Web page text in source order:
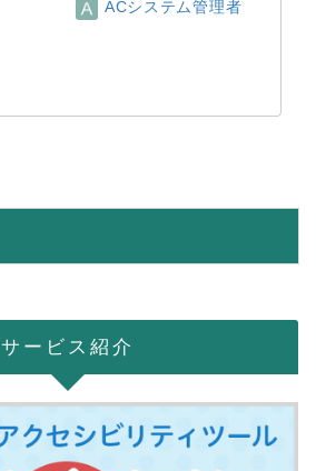
ACシステム管理者
サービス紹介